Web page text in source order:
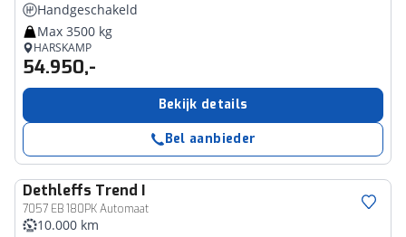
Handgeschakeld
Max 3500 kg
HARSKAMP
54.950,-
Bekijk details
Bel aanbieder
Dethleffs Trend I
7057 EB 180PK Automaat
10.000 km